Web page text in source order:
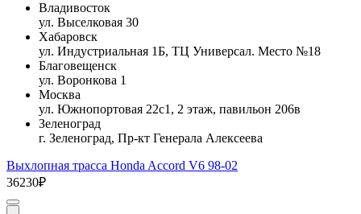
Владивосток
ул. Выселковая 30
Хабаровск
ул. Индустриальная 1Б, ТЦ Универсал. Место №18
Благовещенск
ул. Воронкова 1
Москва
ул. Южнопортовая 22с1, 2 этаж, павильон 206в
Зеленоград
г. Зеленоград, Пр-кт Генерала Алексеева
Выхлопная трасса Honda Accord V6 98-02
36230₽